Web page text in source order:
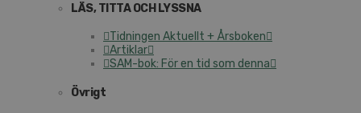
LÄS, TITTA OCH LYSSNA
Tidningen Aktuellt + Årsboken
Artiklar
SAM-bok: För en tid som denna
Övrigt